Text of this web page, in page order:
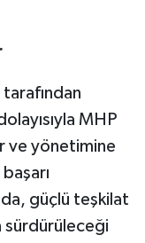
tarafından
MHP
ve yönetimine
güçlü teşkilat
sürdürüleceği